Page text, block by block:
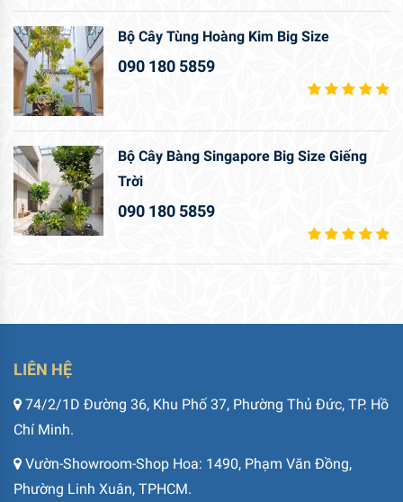
Bộ Cây Tùng Hoàng Kim Big Size
090 180 5859
Bộ Cây Bàng Singapore Big Size Giếng
Trời
090 180 5859
LIÊN HỆ
74/2/1D Đường 36, Khu Phố 37, Phường Thủ Đức, TP. Hồ
Chí Minh.
Vườn-Showroom-Shop Hoa: 1490, Phạm Văn Đồng,
Phường Linh Xuân, TPHCM.